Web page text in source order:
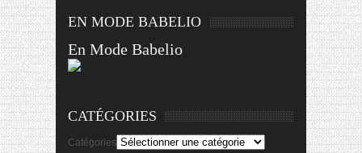
EN MODE BABELIO
En Mode Babelio
CATÉGORIES
Catégories